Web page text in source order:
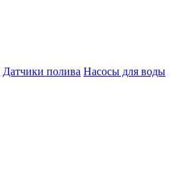
Датчики полива Насосы для воды